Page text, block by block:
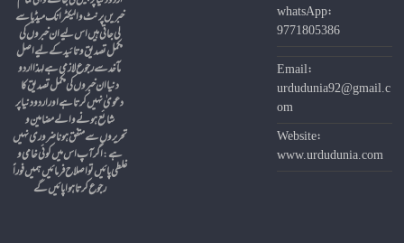
خبریں پرنٹ و الیکٹرانک میڈیا سے
لی جاتی ہیں اس لیے ان خبروں کی
مکمل تصدیق و تائید کے لیے اصل
مآخد سے رجوع لازمی ہے لہذا اردو
دنیا ان خبروں کی مکمل تصدیق کا
دعویٰ نہیں کرتا ہے اور اردو دنیا پر
شائع ہونے والے مضامین و
تحریروں سے متفق ہونا ضروری نہیں
ہے:اگر آپ اس میں کوئی خامی و
غلطی پائیں تو اصلاح فرمائیں ہمیں فوراً
رجوع کرتا ہوا پائیں گے
whatsApp:
9771805386
Email:
urdudunia92@gmail.c
om
Website:
www.urdudunia.com